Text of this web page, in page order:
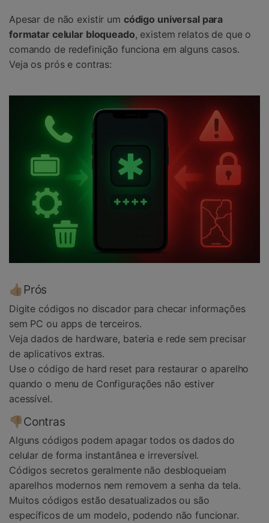
Apesar de não existir um código universal para
formatar celular bloqueado, existem relatos de que o
comando de redefinição funciona em alguns casos.
Veja os prós e contras:
👍🏼Prós
Digite códigos no discador para checar informações
sem PC ou apps de terceiros.
Veja dados de hardware, bateria e rede sem precisar
de aplicativos extras.
Use o código de hard reset para restaurar o aparelho
quando o menu de Configurações não estiver
acessível.
👎🏼Contras
Alguns códigos podem apagar todos os dados do
celular de forma instantânea e irreversível.
Códigos secretos geralmente não desbloqueiam
aparelhos modernos nem removem a senha da tela.
Muitos códigos estão desatualizados ou são
específicos de um modelo, podendo não funcionar.